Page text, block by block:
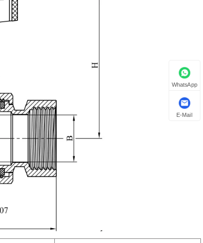
WhatsApp
E-Mail